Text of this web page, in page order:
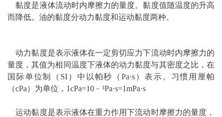
黏度是液体流动时内摩擦力的量度。黏度值随温度的升高
而降低。油的黏度分动力黏度和运动黏度两种。
动力黏度是表示液体在一定剪切应力下流动时内摩擦力的
量度，其值为相同温度下液体的动力黏度与其密度之比，在
国际单位制（SI）中以帕秒（Pa·s）表示。习惯用厘帕
（cPa）为单位，1cPa=10﹣³Pa·s=1mPa·s
运动黏度是表示液体在重力作用下流动时摩擦力的量度，